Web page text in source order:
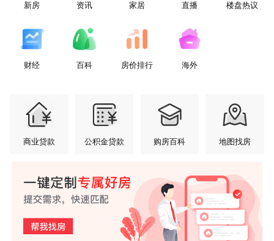
新房 资讯 家居 直播 楼盘热议
财经 百科 房价排行 海外
商业贷款 公积金贷款 购房百科 地图找房